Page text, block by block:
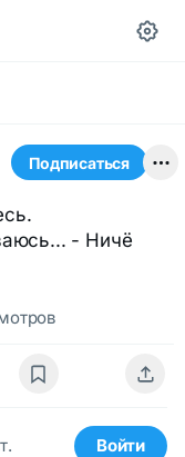
Подписаться
- Ничё
Войти